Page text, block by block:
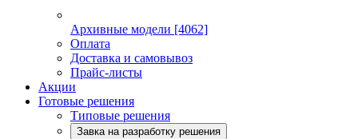
Архивные модели [4062]
Оплата
Доставка и самовывоз
Прайс-листы
Акции
Готовые решения
Типовые решения
Завка на разработку решения